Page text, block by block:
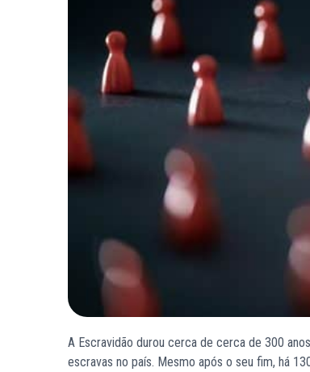
A Escravidão durou cerca de cerca de 300
escravas no país. Mesmo após o seu fim, há